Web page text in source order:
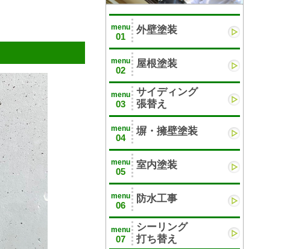
menu
01
外壁塗装
menu
02
屋根塗装
menu
03
サイディング
張替え
menu
04
塀・擁壁塗装
menu
05
室内塗装
menu
06
防水工事
menu
07
シーリング
打ち替え